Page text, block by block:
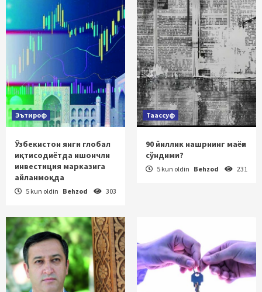
Эътироф
Ўзбекистон янги глобал
иқтисодиётда ишончли
инвестиция марказига
айланмоқда
5 kun oldin Behzod 303
Таассуф
90 йиллик нашрнинг маёғи
сўндими?
5 kun oldin Behzod 231